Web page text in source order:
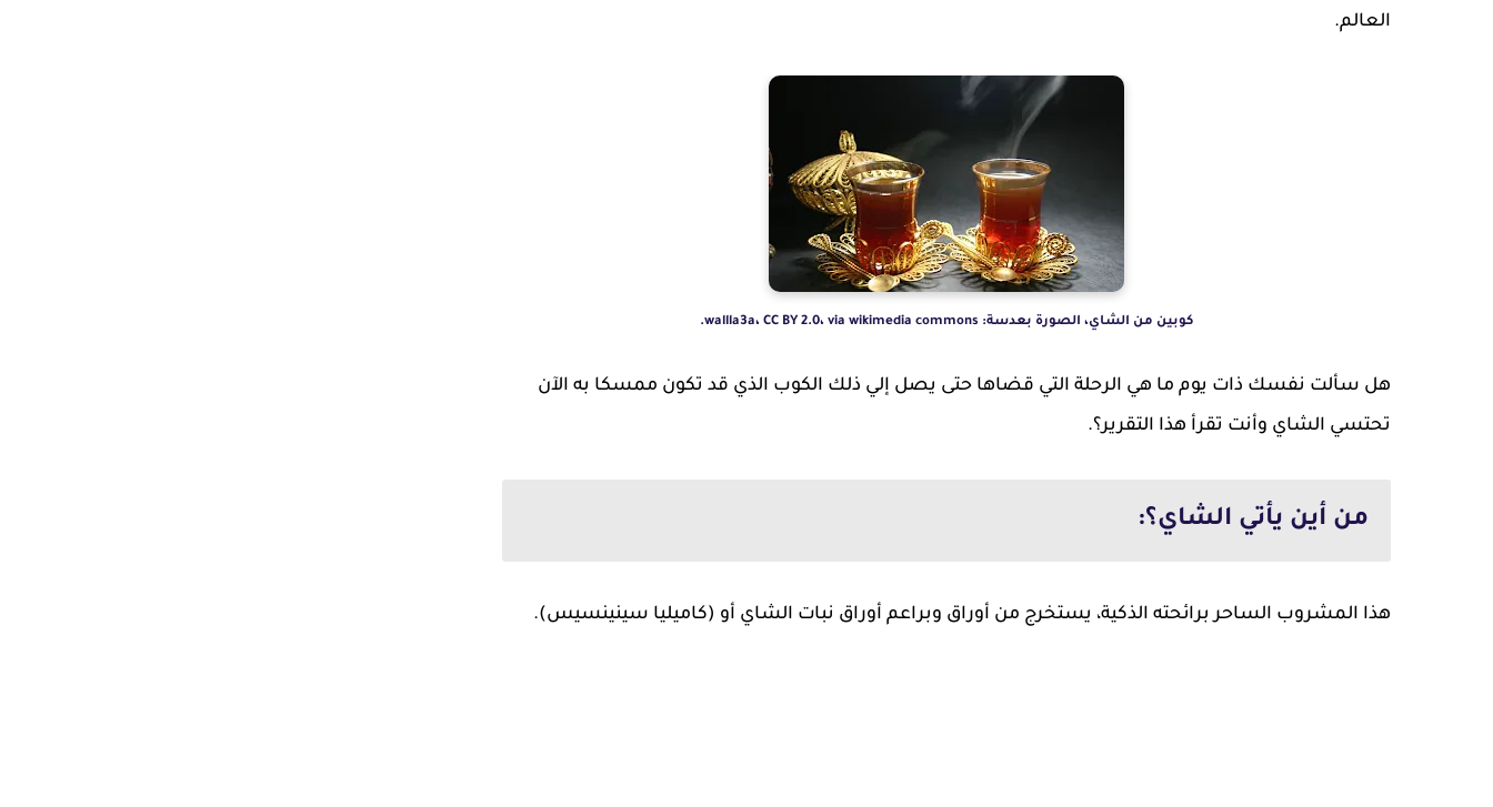
العالم.
كوبين من الشاي، الصورة بعدسة: wallla3a، CC BY 2.0، via wikimedia commons.
هل سألت نفسك ذات يوم ما هي الرحلة التي قضاها حتى يصل إلي ذلك الكوب الذي قد تكون ممسكا به الآن
تحتسي الشاي وأنت تقرأ هذا التقرير؟.
من أين يأتي الشاي؟:
هذا المشروب الساحر برائحته الذكية، يستخرج من أوراق وبراعم أوراق نبات الشاي أو (كاميليا سينينسيس).